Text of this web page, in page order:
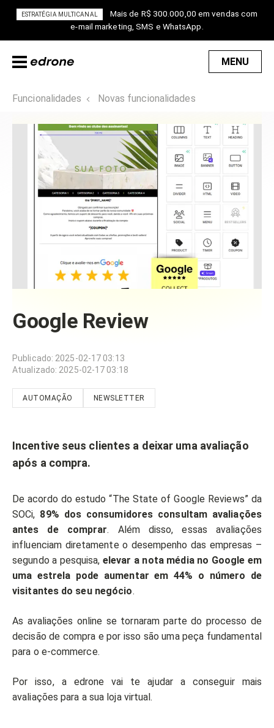
ESTRATÉGIA MULTICANAL
Mais de R$ 300.000,00 em vendas com
e-mail marketing, SMS e WhatsApp.
MENU
Funcionalidades Novas funcionalidades
Google Review
Publicado: 2025-02-17 03:13
Atualizado: 2025-02-17 03:18
AUTOMAÇÃO NEWSLETTER
Incentive seus clientes a deixar uma avaliação
após a compra.
De acordo do estudo “The State of Google Reviews” da
SOCi, 89% dos consumidores consultam avaliações
antes de comprar. Além disso, essas avaliações
influenciam diretamente o desempenho das empresas –
segundo a pesquisa, elevar a nota média no Google em
uma estrela pode aumentar em 44% o número de
visitantes do seu negócio.
As avaliações online se tornaram parte do processo de
decisão de compra e por isso são uma peça fundamental
para o e-commerce.
Por isso, a edrone vai te ajudar a conseguir mais
avaliações para a sua loja virtual.